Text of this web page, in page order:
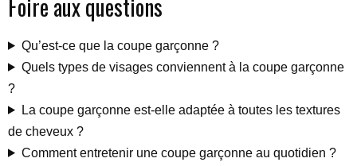
Foire aux questions
Qu’est-ce que la coupe garçonne ?
Quels types de visages conviennent à la coupe garçonne
?
La coupe garçonne est-elle adaptée à toutes les textures
de cheveux ?
Comment entretenir une coupe garçonne au quotidien ?